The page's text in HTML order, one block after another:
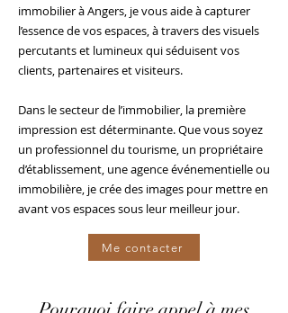
immobilier à Angers, je vous aide à capturer
l’essence de vos espaces, à travers des visuels
percutants et lumineux qui séduisent vos
clients, partenaires et visiteurs.
Dans le secteur de l’immobilier, la première
impression est déterminante. Que vous soyez
un professionnel du tourisme, un propriétaire
d’établissement, une agence événementielle ou
immobilière, je crée des images pour mettre en
avant vos espaces sous leur meilleur jour.
Me contacter